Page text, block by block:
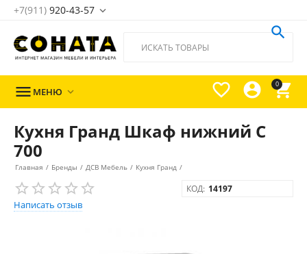
+7(911) 920-43-57 
0




 МЕНЮ 
Кухня Гранд Шкаф нижний С
700
Главная / Бренды / ДСВ Мебель / Кухня Гранд /
Написать отзыв
КОД: 14197